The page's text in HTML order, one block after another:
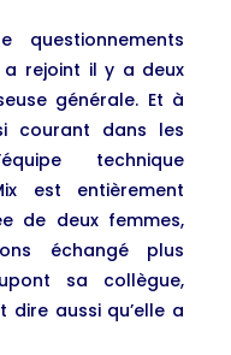
a rejoint il y a deux
générale. Et à
courant dans les
technique
est entièrement
de deux femmes,
échangé plus
sa collègue,
dire aussi qu’elle a